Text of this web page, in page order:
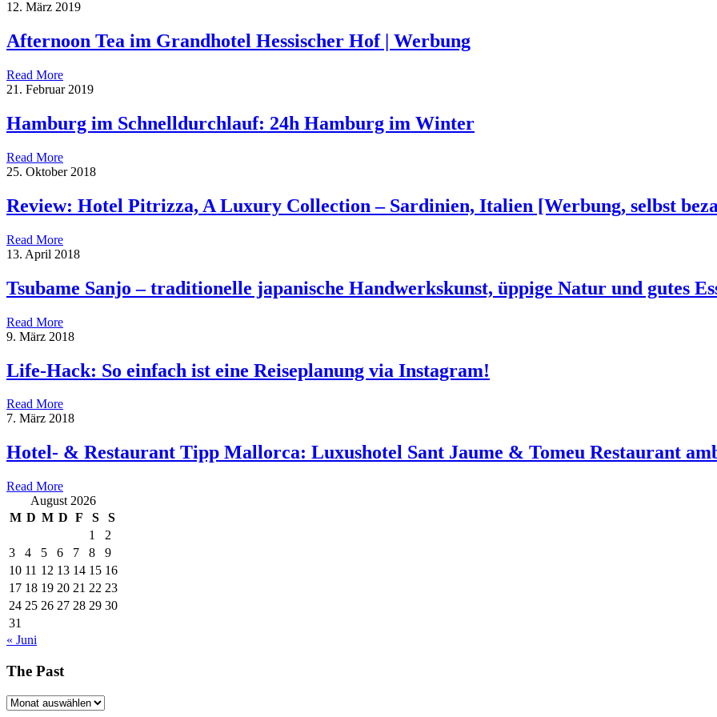
12. März 2019
Afternoon Tea im Grandhotel Hessischer Hof | Werbung
Read More
21. Februar 2019
Hamburg im Schnelldurchlauf: 24h Hamburg im Winter
Read More
25. Oktober 2018
Review: Hotel Pitrizza, A Luxury Collection – Sardinien, Italien [Werbung, selbst
Read More
13. April 2018
Tsubame Sanjo – traditionelle japanische Handwerkskunst, üppige Natur und gutes
Read More
9. März 2018
Life-Hack: So einfach ist eine Reiseplanung via Instagram!
Read More
7. März 2018
Hotel- & Restaurant Tipp Mallorca: Luxushotel Sant Jaume & Tomeu Restaurant
Read More
August 2026
M D M D F S
S
1
2
3
4 5 6 7 8
9
10 11 12 13 14 15 16
17 18 19 20 21 22 23
24 25 26 27 28 29 30
31
« Juni
The Past
The